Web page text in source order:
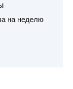
на неделю